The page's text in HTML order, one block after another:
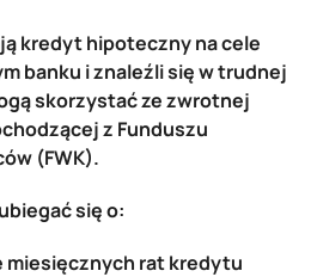
kredyt hipoteczny na cele
banku i znaleźli się w trudnej
skorzystać ze zwrotnej
z Funduszu
(FWK).
się o:
miesięcznych rat kredytu